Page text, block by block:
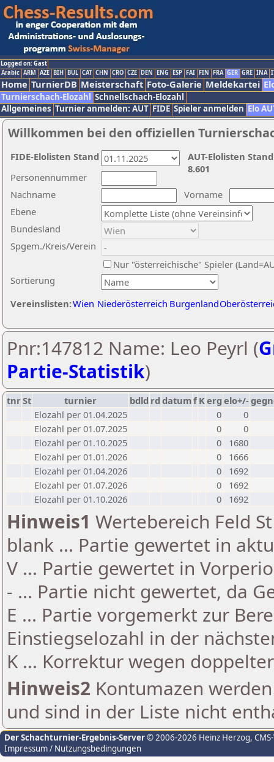
Logged on: Gast
Arabic ARM AZE BIH BUL CAT CHN CRO CZE DEN ENG ESP FAI FIN FRA GER GRE INA
Home TurnierDB Meisterschaft Foto-Galerie Meldekartei
Turnierschach-Elozahl Schnellschach-Elozahl
Allgemeines Turnier anmelden: AUT FIDE Spieler anmelden Elo
Willkommen bei den offiziellen
Nachname
Vorname
Ebene
Sortierung
Personennummer
Bundesland
Spgem./Kreis/Verein
Nur "österreichische" Spieler
Vereinslisten:Wien Niederösterreich Burgenland
AUT-Elolisten
8.601
FIDE-Elolisten Stand
Pnr:147812 Name: Leo Peyrl (
Partie-Statistik)
tnrSt turnier bdld rd datumf Kerg elo+/-
Elozahl per 01.04.2025
0
0
Elozahl per 01.07.2025
0
0
Elozahl per 01.10.2025
0
1680
Elozahl per 01.01.2026
0
1666
Elozahl per 01.04.2026
0
1692
Elozahl per 01.07.2026
0
1692
Elozahl per 01.10.2026
0 1692
Hinweis1 Wertebereich Feld
blank ... Partie gewertet in
V ... Partie gewertet in
- ... Partie nicht gewertet, da
E ... Partie vorgemerkt zur
Einstiegselozahl in der
K ... Korrektur wegen
Hinweis2 Kontumazen
und sind in der Liste nicht
Der Schachturnier-Ergebnis-Server© 2006-2026 Heinz Herzog,
Impressum / Nutzungsbedingungen